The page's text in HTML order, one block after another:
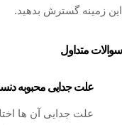
این زمینه گسترش بدهید.
سوالات متداول
علت جدایی محبوبه
علت جدایی آن ها